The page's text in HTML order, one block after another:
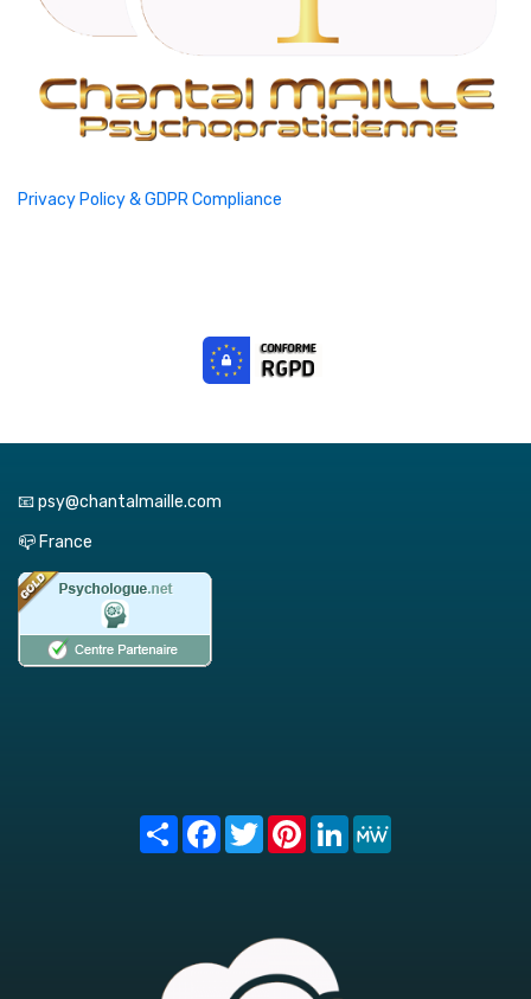
Privacy Policy & GDPR Compliance
📧 psy@chantalmaille.com
📪 France
Share FacebookTwitterPinterest
LinkedIn